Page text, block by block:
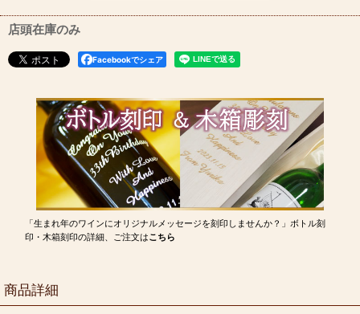
店頭在庫のみ
Facebookでシェア
「生まれ年のワインにオリジナルメッセージを刻印しませんか？」ボトル刻
印・木箱刻印の詳細、ご注文はこちら
商品詳細